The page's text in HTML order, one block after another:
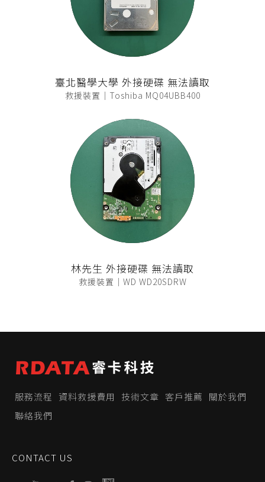
臺北醫學大學 外接硬碟 無法讀取
救援裝置｜Toshiba MQ04UBB400
林先生 外接硬碟 無法讀取
救援裝置｜WD WD20SDRW
服務流程 資料救援費用 技術文章 客戶推薦
關於我們
聯絡我們
CONTACT US